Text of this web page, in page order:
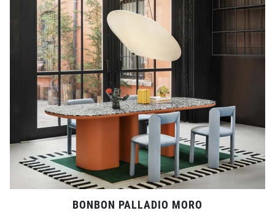
BONBON PALLADIO MORO